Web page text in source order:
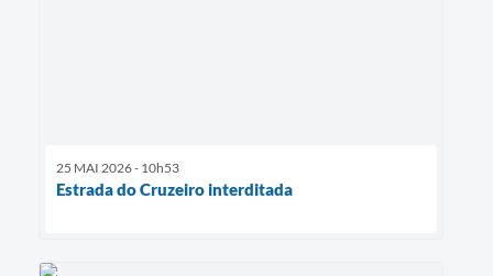
25 MAI 2026 - 10h53
Estrada do Cruzeiro interditada